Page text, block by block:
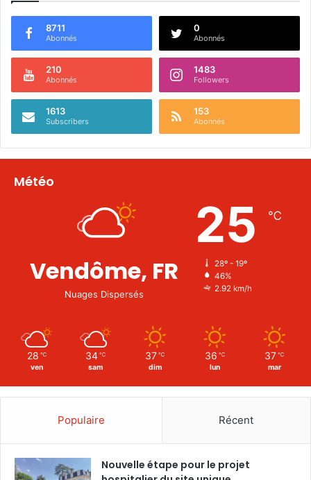
8711
Abonnés
0
Abonnés
210
Abonnés
1483
Followers
1613
Subscribers
153
Abonnés
Météo
Vendôme, FR
Nuages Dispersés
25 ℃
28º - 19º
46%
2.92 km/h
28 ℃
ven
34 ℃
sam
37 ℃
dim
36 ℃
lun
37 ℃
mar
Populaire Récent
Nouvelle étape pour le projet